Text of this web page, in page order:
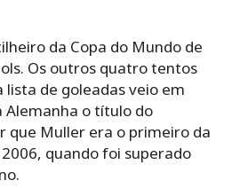
da Copa do Mundo de
Os outros quatro tentos
lista de goleadas veio em
Alemanha o título do
que Muller era o primeiro da
quando foi superado